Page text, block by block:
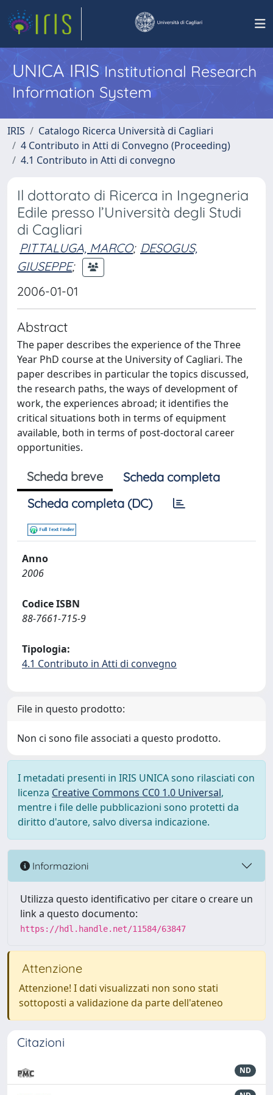
UNICA IRISInstitutional Research
Information System
IRIS
Catalogo Ricerca Università di Cagliari
4 Contributo in Atti di Convegno (Proceeding)
4.1 Contributo in Atti di convegno
Il dottorato di Ricerca in Ingegneria
Edile presso l’Università degli Studi
di Cagliari
PITTALUGA, MARCO; DESOGUS,
GIUSEPPE;
2006-01-01
Abstract
The paper describes the experience of the Three
Year PhD course at the University of Cagliari. The
paper describes in particular the topics discussed,
the research paths, the ways of development of
work, the experiences abroad; it identifies the
critical situations both in terms of equipment
available, both in terms of post-doctoral career
opportunities.
Scheda breve
Scheda completa
Scheda completa (DC)
Anno
2006
Codice ISBN
88-7661-715-9
Tipologia:
4.1 Contributo in Atti di convegno
File in questo prodotto:
Non ci sono file associati a questo prodotto.
I metadati presenti in IRIS UNICA sono rilasciati con
licenza Creative Commons CC0 1.0 Universal,
mentre i file delle pubblicazioni sono protetti da
diritto d'autore, salvo diversa indicazione.
Informazioni
Utilizza questo identificativo per citare o creare un
link a questo documento:
https://hdl.handle.net/11584/63847
Attenzione
Attenzione! I dati visualizzati non sono stati
sottoposti a validazione da parte dell'ateneo
Citazioni
ND